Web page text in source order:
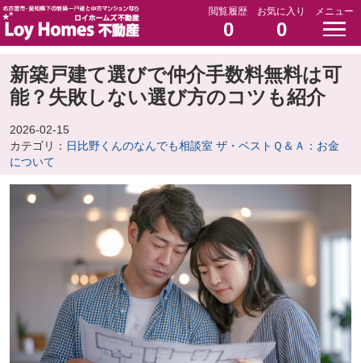
閲覧履歴
0
お気に入り
0
メニュー
新築戸建て選びで仲介手数料無料は可
能？失敗しない選び方のコツも紹介
2026-02-15
カテゴリ： 日比野くんのなんでも相談室 ザ・ベストＱ＆Ａ：お金
について